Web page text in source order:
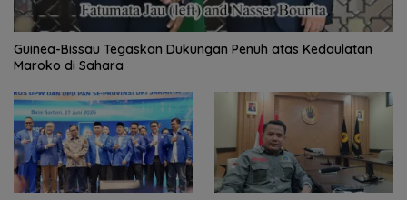
Guinea-Bissau Tegaskan Dukungan Penuh atas Kedaulatan
Maroko di Sahara